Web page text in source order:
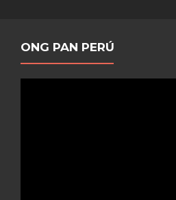
ONG PAN PERÚ